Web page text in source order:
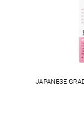
JAPANESE